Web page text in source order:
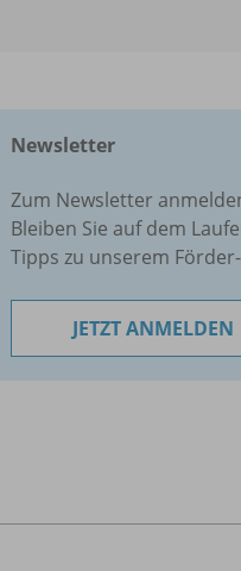
Newsletter
Zum Newsletter
Bleiben Sie auf dem
Tipps zu unserem
JETZT ANMELDEN